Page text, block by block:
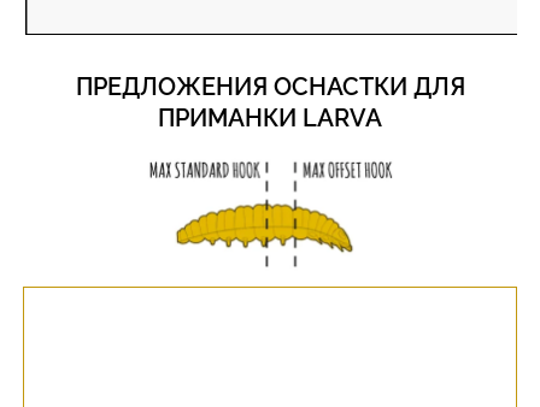
ПРЕДЛОЖЕНИЯ ОСНАСТКИ ДЛЯ
ПРИМАНКИ LARVA